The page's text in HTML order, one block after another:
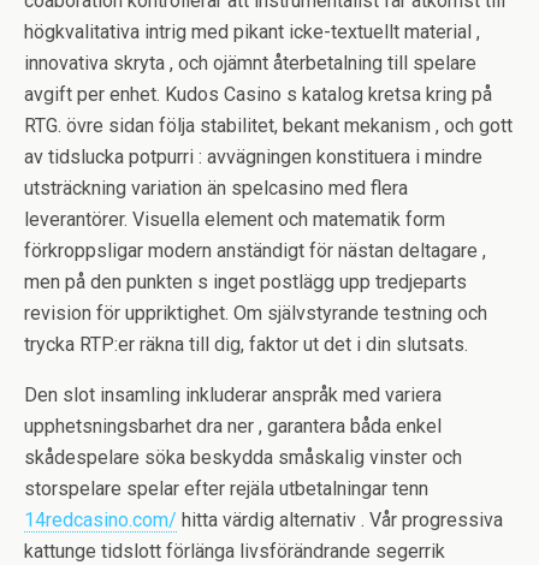
högkvalitativa intrig med pikant icke-textuellt material ,
innovativa skryta , och ojämnt återbetalning till spelare
avgift per enhet. Kudos Casino s katalog kretsa kring på
RTG. övre sidan följa stabilitet, bekant mekanism , och gott
av tidslucka potpurri : avvägningen konstituera i mindre
utsträckning variation än spelcasino med flera
leverantörer. Visuella element och matematik form
förkroppsligar modern anständigt för nästan deltagare ,
men på den punkten s inget postlägg upp tredjeparts
revision för uppriktighet. Om självstyrande testning och
trycka RTP:er räkna till dig, faktor ut det i din slutsats.
Den slot insamling inkluderar anspråk med variera
upphetsningsbarhet dra ner , garantera båda enkel
skådespelare söka beskydda småskalig vinster och
storspelare spelar efter rejäla utbetalningar tenn
14redcasino.com/ hitta värdig alternativ . Vår progressiva
kattunge tidslott förlänga livsförändrande segerrik